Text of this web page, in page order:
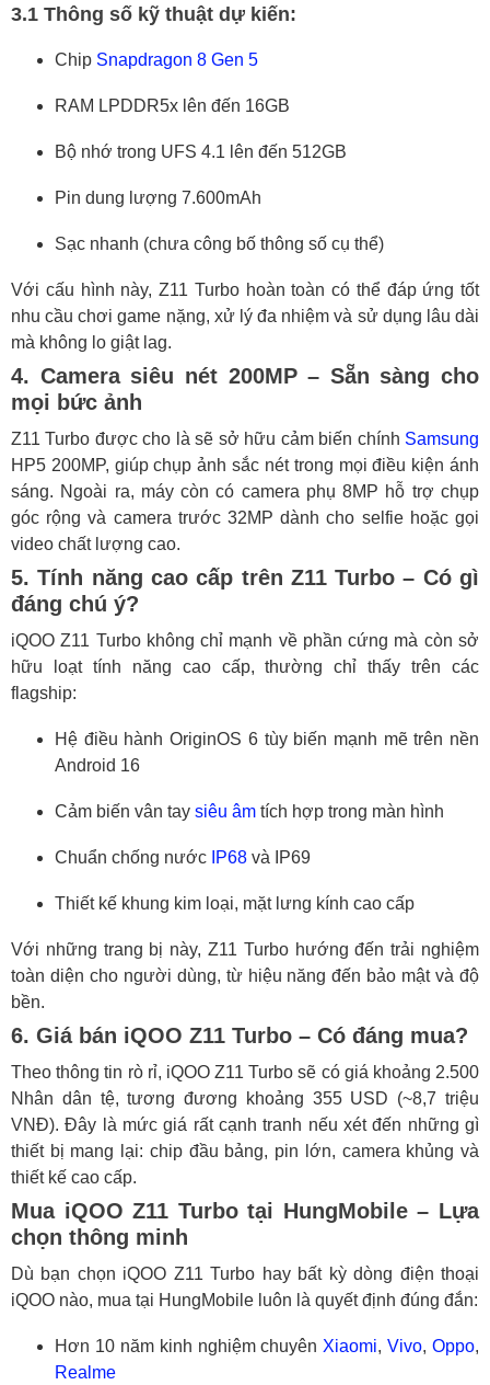
3.1 Thông số kỹ thuật dự kiến:
Chip Snapdragon 8 Gen 5
RAM LPDDR5x lên đến 16GB
Bộ nhớ trong UFS 4.1 lên đến 512GB
Pin dung lượng 7.600mAh
Sạc nhanh (chưa công bố thông số cụ thể)
Với cấu hình này, Z11 Turbo hoàn toàn có thể đáp ứng tốt
nhu cầu chơi game nặng, xử lý đa nhiệm và sử dụng lâu dài
mà không lo giật lag.
4. Camera siêu nét 200MP – Sẵn sàng cho
mọi bức ảnh
Z11 Turbo được cho là sẽ sở hữu cảm biến chính Samsung
HP5 200MP, giúp chụp ảnh sắc nét trong mọi điều kiện ánh
sáng. Ngoài ra, máy còn có camera phụ 8MP hỗ trợ chụp
góc rộng và camera trước 32MP dành cho selfie hoặc gọi
video chất lượng cao.
5. Tính năng cao cấp trên Z11 Turbo – Có gì
đáng chú ý?
iQOO Z11 Turbo không chỉ mạnh về phần cứng mà còn sở
hữu loạt tính năng cao cấp, thường chỉ thấy trên các
flagship:
Hệ điều hành OriginOS 6 tùy biến mạnh mẽ trên nền
Android 16
Cảm biến vân tay siêu âm tích hợp trong màn hình
Chuẩn chống nước IP68 và IP69
Thiết kế khung kim loại, mặt lưng kính cao cấp
Với những trang bị này, Z11 Turbo hướng đến trải nghiệm
toàn diện cho người dùng, từ hiệu năng đến bảo mật và độ
bền.
6. Giá bán iQOO Z11 Turbo – Có đáng mua?
Theo thông tin rò rỉ, iQOO Z11 Turbo sẽ có giá khoảng 2.500
Nhân dân tệ, tương đương khoảng 355 USD (~8,7 triệu
VNĐ). Đây là mức giá rất cạnh tranh nếu xét đến những gì
thiết bị mang lại: chip đầu bảng, pin lớn, camera khủng và
thiết kế cao cấp.
Mua iQOO Z11 Turbo tại HungMobile – Lựa
chọn thông minh
Dù bạn chọn iQOO Z11 Turbo hay bất kỳ dòng điện thoại
iQOO nào, mua tại HungMobile luôn là quyết định đúng đắn:
Hơn 10 năm kinh nghiệm chuyên Xiaomi,Vivo, Oppo,
Realme